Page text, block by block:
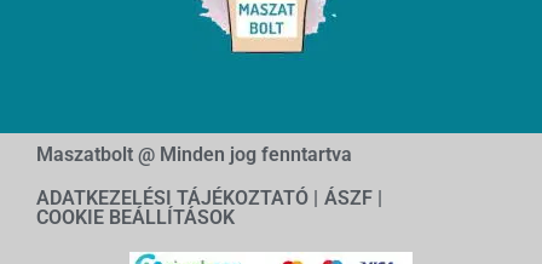
Maszatbolt @ Minden jog fenntartva
ADATKEZELÉSI TÁJÉKOZTATÓ | ÁSZF |
COOKIE BEÁLLÍTÁSOK